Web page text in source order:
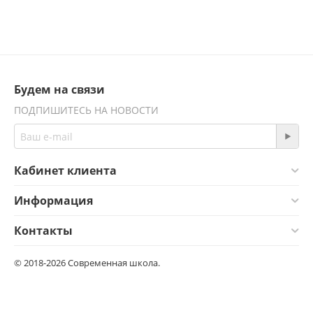
Будем на связи
ПОДПИШИТЕСЬ НА НОВОСТИ
Кабинет клиента
Информация
Контакты
© 2018-2026 Современная школа.